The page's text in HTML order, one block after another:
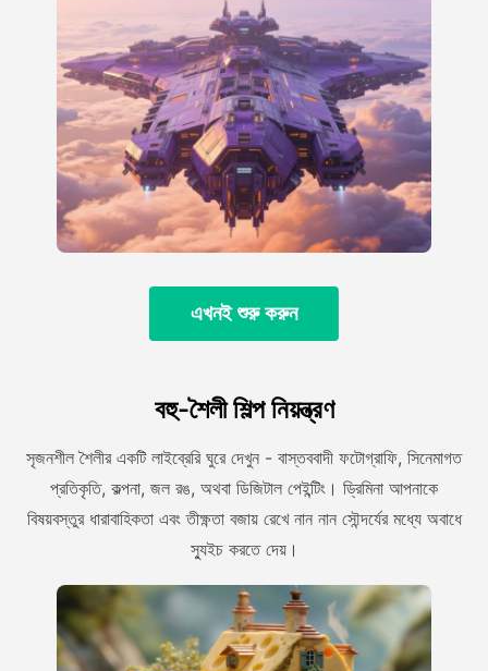
এখনই শুরু করুন
বহু-শৈলী শিল্প নিয়ন্ত্রণ
সৃজনশীল শৈলীর একটি লাইব্রেরি ঘুরে দেখুন - বাস্তববাদী ফটোগ্রাফি, সিনেমাগত
প্রতিকৃতি, কল্পনা, জল রঙ, অথবা ডিজিটাল পেইন্টিং। ড্রিমিনা আপনাকে
বিষয়বস্তুর ধারাবাহিকতা এবং তীক্ষ্ণতা বজায় রেখে নান নান সৌন্দর্যের মধ্যে অবাধে
স্যুইচ করতে দেয়।